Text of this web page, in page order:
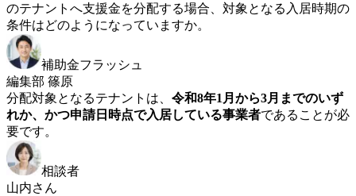
のテナントへ支援金を分配する場合、対象となる入居時期の
条件はどのようになっていますか。
補助金フラッシュ
編集部 篠原
分配対象となるテナントは、 令和8年1月から3月までのいず
れか、かつ申請日時点で入居している事業者であることが必
要です。
相談者
山内さん